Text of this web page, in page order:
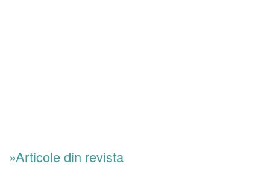
»Articole din revista